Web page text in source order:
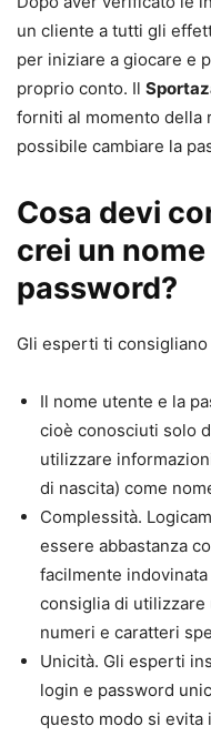
un cliente a tutti gli
per iniziare a giocare e
proprio conto. Il
forniti al momento della
possibile cambiare la
Cosa devi
crei un
password?
Gli esperti ti
Il nome utente e la
cioè conosciuti solo
utilizzare
di nascita) come
Complessità.
essere abbastanza
facilmente
consiglia di utilizzare
numeri e caratteri
Unicità. Gli esperti
login e password
questo modo si evita